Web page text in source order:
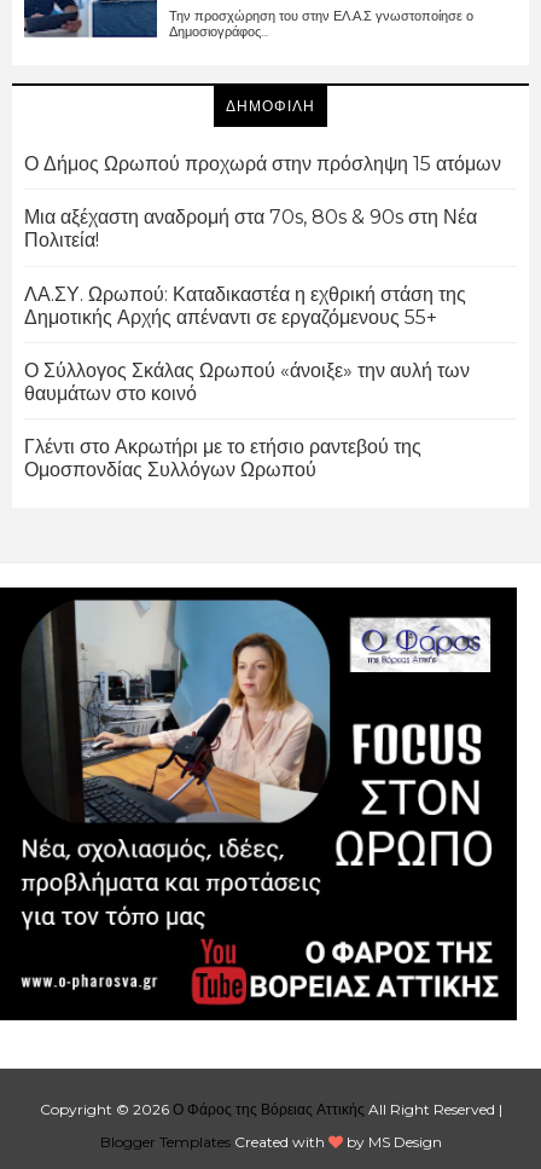
Την προσχώρηση του στην ΕΛ.Α.Σ γνωστοποίησε ο
Δημοσιογράφος...
ΔΗΜΟΦΙΛΗ
Ο Δήμος Ωρωπού προχωρά στην πρόσληψη 15 ατόμων
Μια αξέχαστη αναδρομή στα 70s, 80s & 90s στη Νέα
Πολιτεία!
ΛΑ.ΣΥ. Ωρωπού: Καταδικαστέα η εχθρική στάση της
Δημοτικής Αρχής απέναντι σε εργαζόμενους 55+
Ο Σύλλογος Σκάλας Ωρωπού «άνοιξε» την αυλή των
θαυμάτων στο κοινό
Γλέντι στο Ακρωτήρι με το ετήσιο ραντεβού της
Ομοσπονδίας Συλλόγων Ωρωπού
Copyright © 2026 Ο Φάρος της Βόρειας Αττικής All Right Reserved |
Blogger TemplatesCreated with by MS Design